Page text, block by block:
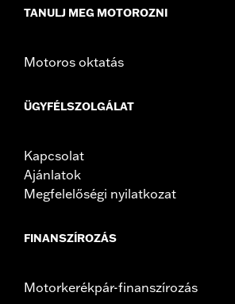
TANULJ MEG MOTOROZNI
Motoros oktatás
ÜGYFÉLSZOLGÁLAT
Kapcsolat
Ajánlatok
Megfelelőségi nyilatkozat
FINANSZÍROZÁS
Motorkerékpár-finanszírozás